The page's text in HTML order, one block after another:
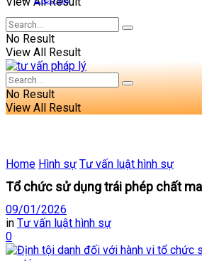
No Result
View All Result
No Result
View All Result
Home Hình sự Tư vấn luật hình sự
Tổ chức sử dụng trái phép chất
09/01/2026
in Tư vấn luật hình sự
0